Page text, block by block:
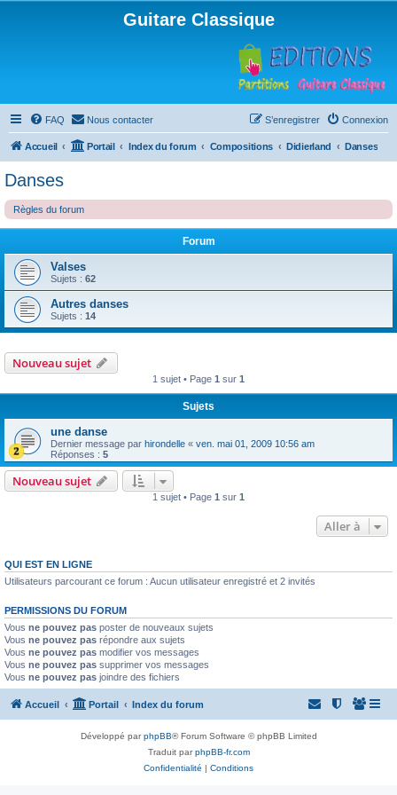
Guitare Classique
FAQ Nous contacter Connexion
S’enregistrer
Accueil Portail Index du forum Compositions Didierland Danses
Danses
Règles du forum
Forum
Valses
Sujets : 62
Autres danses
Sujets : 14
Nouveau sujet
1 sujet • Page 1 sur 1
Sujets
une danse
Dernier message par hirondelle « ven. mai 01, 2009 10:56 am
Réponses : 5
Nouveau sujet
1 sujet • Page 1 sur 1
Aller à
QUI EST EN LIGNE
Utilisateurs parcourant ce forum : Aucun utilisateur enregistré et 2 invités
PERMISSIONS DU FORUM
Vous ne pouvez pas poster de nouveaux sujets
Vous ne pouvez pas répondre aux sujets
Vous ne pouvez pas modifier vos messages
Vous ne pouvez pas supprimer vos messages
Vous ne pouvez pas joindre des fichiers
Accueil Portail Index du forum
Développé parphpBB® Forum Software © phpBB Limited
Traduit parphpBB-fr.com
Confidentialité | Conditions